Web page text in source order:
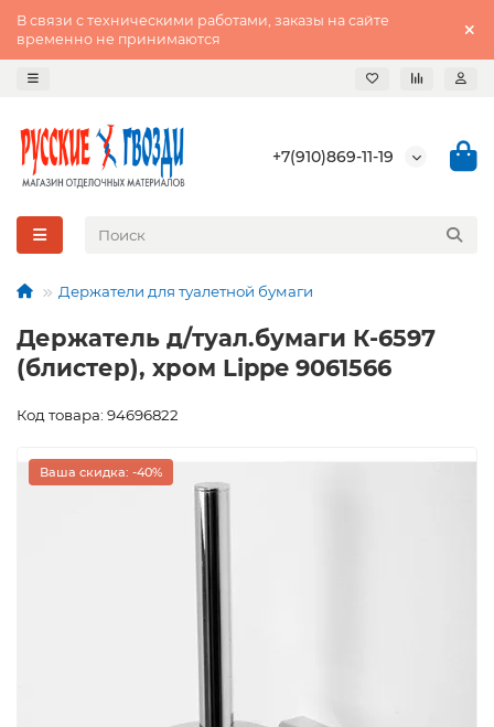
В связи с техническими работами, заказы на сайте
временно не принимаются
+7(910)869-11-19
Держатели для туалетной бумаги
Держатель д/туал.бумаги К-6597
(блистер), хром Lippe 9061566
Код товара: 94696822
Ваша скидка: -40%